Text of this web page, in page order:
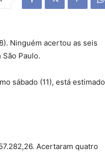
Ninguém acertou as seis
Paulo.
sábado (11), está estimado
Acertaram quatro